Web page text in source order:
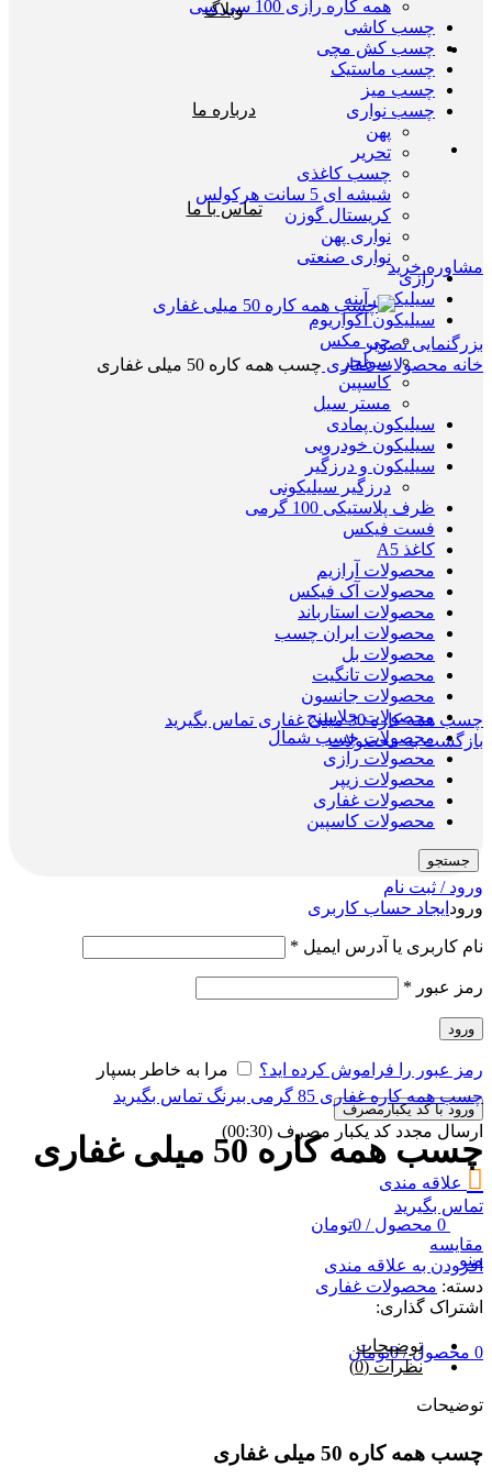
همه کاره رازی 100 سی سی
چسب کاشی
چسب کش مچی
چسب ماستیک
چسب میز
چسب نواری
پهن
تحریر
چسب کاغذی
شیشه ای 5 سانت هرکولس
کریستال گوزن
نواری پهن
نواری صنعتی
رازی
سیلیکون آینه
سیلیکون اکواریوم
جی مکس
سولجر
کاسپین
مستر سیل
سیلیکون پمادی
سیلیکون خودرویی
سیلیکون و درزگیر
درزگیر سیلیکونی
ظرف پلاستیکی 100 گرمی
فست فیکس
کاغذ A5
محصولات آرازیم
محصولات آک فیکس
محصولات استارباند
محصولات ایران چسب
محصولات بل
محصولات تانگیت
محصولات جانسون
محصولات جلاسنج
محصولات چسب شمال
محصولات رازی
محصولات زیپر
محصولات غفاری
محصولات کاسپین
جستجو
ورود / ثبت نام
ورود ایجاد حساب کاربری
نام کاربری یا آدرس ایمیل *
رمز عبور *
ورود
رمز عبور را فراموش کرده اید؟ مرا به خاطر بسپار
ورود با کد یکبارمصرف
ارسال مجدد کد یکبار مصرف (00:
30
)
علاقه مندی
0 محصول /
0تومان
منو
0 محصول /
0تومان
وبلاگ
درباره ما
تماس با ما
مشاوره خرید
بزرگنمایی تصویر
خانه محصولات غفاری چسب همه کاره 50 میلی غفاری
چسب همه کاره 30 میلی غفاری
تماس بگیرید
بازگشت به محصولات
چسب همه کاره غفاری 85 گرمی بیرنگ تماس بگیرید
چسب همه کاره 50 میلی غفاری
تماس بگیرید
مقایسه
افزودن به علاقه مندی
دسته: محصولات غفاری
اشتراک گذاری:
توضیحات
نظرات (0)
توضیحات
چسب همه کاره 50 میلی غفاری